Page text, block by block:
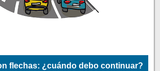
flechas: ¿cuándo debo continuar?